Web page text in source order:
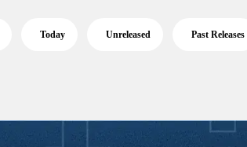
Today Unreleased Past Releases